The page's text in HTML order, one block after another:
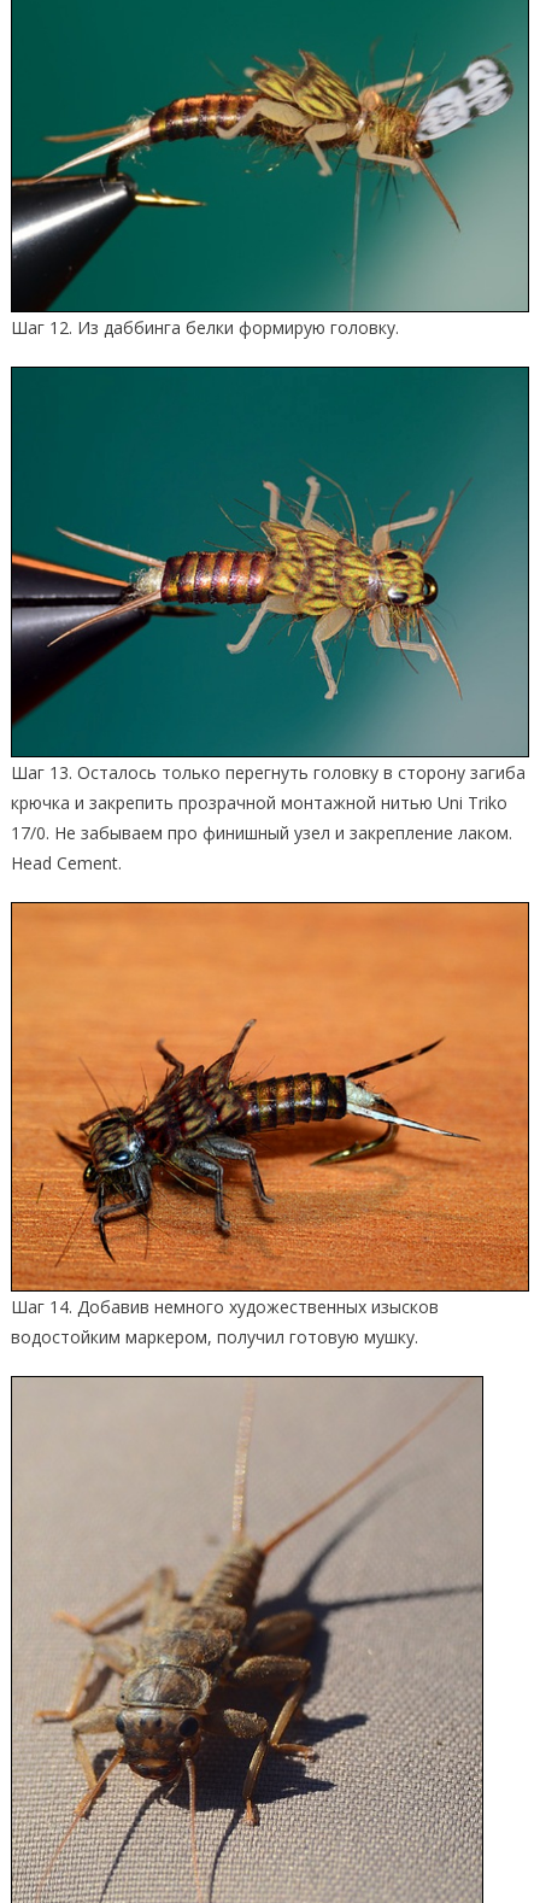
Шаг 12. Из даббинга белки формирую головку.
Шаг 13. Осталось только перегнуть головку в сторону загиба
крючка и закрепить прозрачной монтажной нитью Uni Triko
17/0. Не забываем про финишный узел и закрепление лаком.
Head Cement.
Шаг 14. Добавив немного художественных изысков
водостойким маркером, получил готовую мушку.